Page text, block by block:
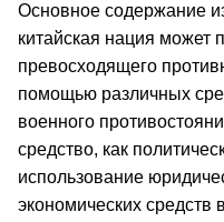
Основное содержание
китайская нация может
превосходящего
помощью различных
военного
средство, как
использование
экономических средств